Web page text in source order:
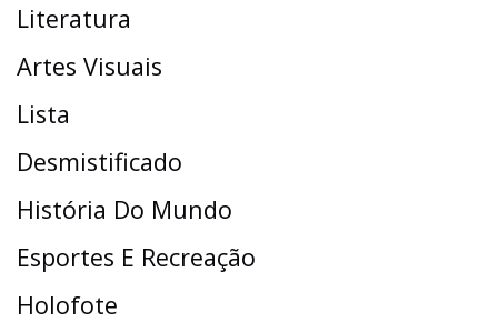
Literatura
Artes Visuais
Lista
Desmistificado
História Do Mundo
Esportes E Recreação
Holofote